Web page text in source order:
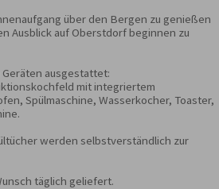
über den Bergen zu genießen
Ausblick auf Oberstdorf beginnen zu
ausgestattet:
mit integriertem
Spülmaschine, Wasserkocher, Toaster,
werden selbstverständlich zur
täglich geliefert.